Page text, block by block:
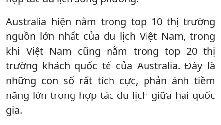
Australia hiện nằm trong top 10 thị trường
nguồn lớn nhất của du lịch Việt Nam, trong
khi Việt Nam cũng nằm trong top 20 thị
trường khách quốc tế của Australia. Đây là
những con số rất tích cực, phản ánh tiềm
năng lớn trong hợp tác du lịch giữa hai quốc
gia.